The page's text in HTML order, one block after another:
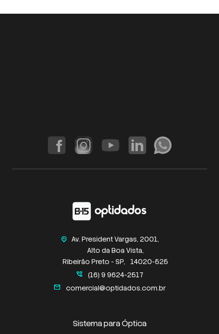
home_pin
Av. President Vargas, 2001,
Alto da Boa Vista,
Ribeirão Preto - SP,
14020-525
perm_phone_msg (16) 9 9624-2517
mail comercial@optidados.com.br
Sistema para Óptica